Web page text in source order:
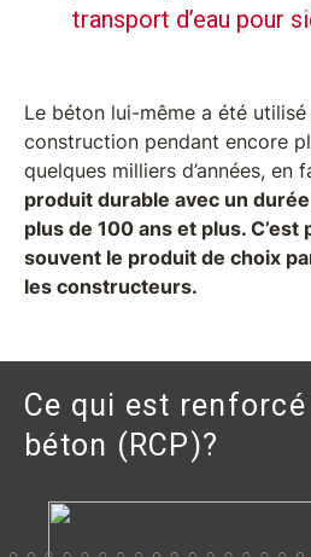
transport d’eau pour
Le béton lui-même a été
construction pendant encore
quelques milliers d’années, en
produit durable avec un
plus de 100 ans et plus. C’est
souvent le produit de choix
les constructeurs.
Ce qui est renforcé
béton (RCP)?